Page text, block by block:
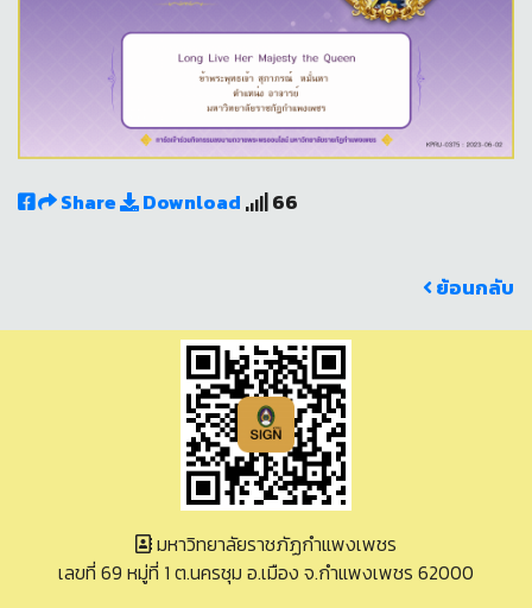
Share Download 66
ย้อนกลับ
มหาวิทยาลัยราชภัฏกำแพงเพชร
เลขที่ 69 หมู่ที่ 1 ต.นครชุม อ.เมือง จ.กำแพงเพชร 62000